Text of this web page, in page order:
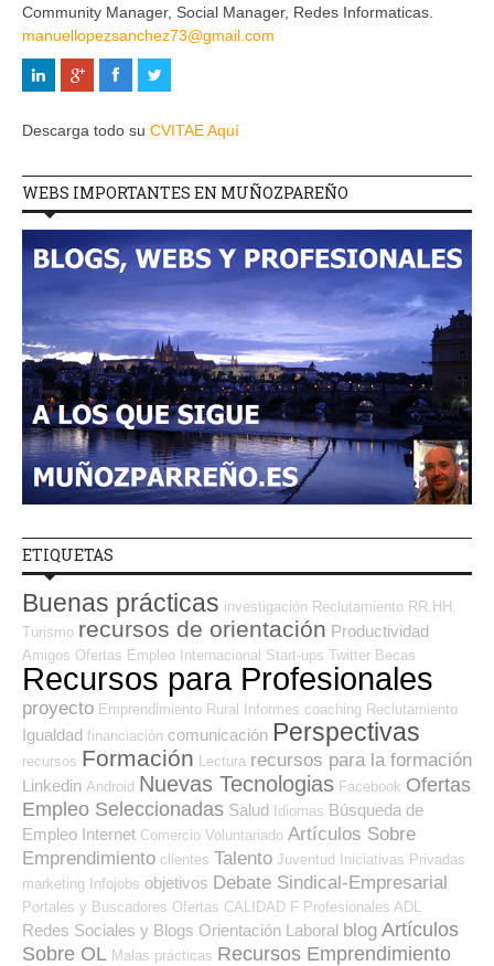
Community Manager, Social Manager, Redes Informaticas.
manuellopezsanchez73@gmail.com
Descarga todo su CVITAE Aquí
WEBS IMPORTANTES EN MUÑOZPAREÑO
ETIQUETAS
Buenas prácticas investigación Reclutamiento RR.HH.
Turismo recursos de orientación Productividad
Amigos Ofertas Empleo Internacional Start-ups Twitter Becas
Recursos para Profesionales
proyecto Emprendimiento Rural Informes coaching Reclutamiento
Igualdad financiación comunicación Perspectivas
recursos Formación Lectura recursos para la formación
Linkedin Android Nuevas Tecnologias Facebook Ofertas
Empleo Seleccionadas Salud Idiomas Búsqueda de
Empleo Internet Comercio Voluntariado Artículos Sobre
Emprendimiento clientes Talento Juventud Iniciativas Privadas
marketing Infojobs objetivos Debate Sindical-Empresarial
Portales y Buscadores Ofertas CALIDAD F Profesionales ADL
Redes Sociales y Blogs Orientación Laboral blog Artículos
Sobre OL Malas prácticas Recursos Emprendimiento